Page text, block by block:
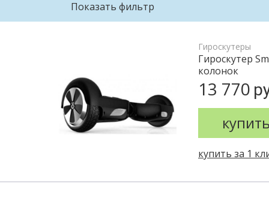
Показать фильтр
Гироскутеры
Гироскутер
колонок
13 770
купить за 1